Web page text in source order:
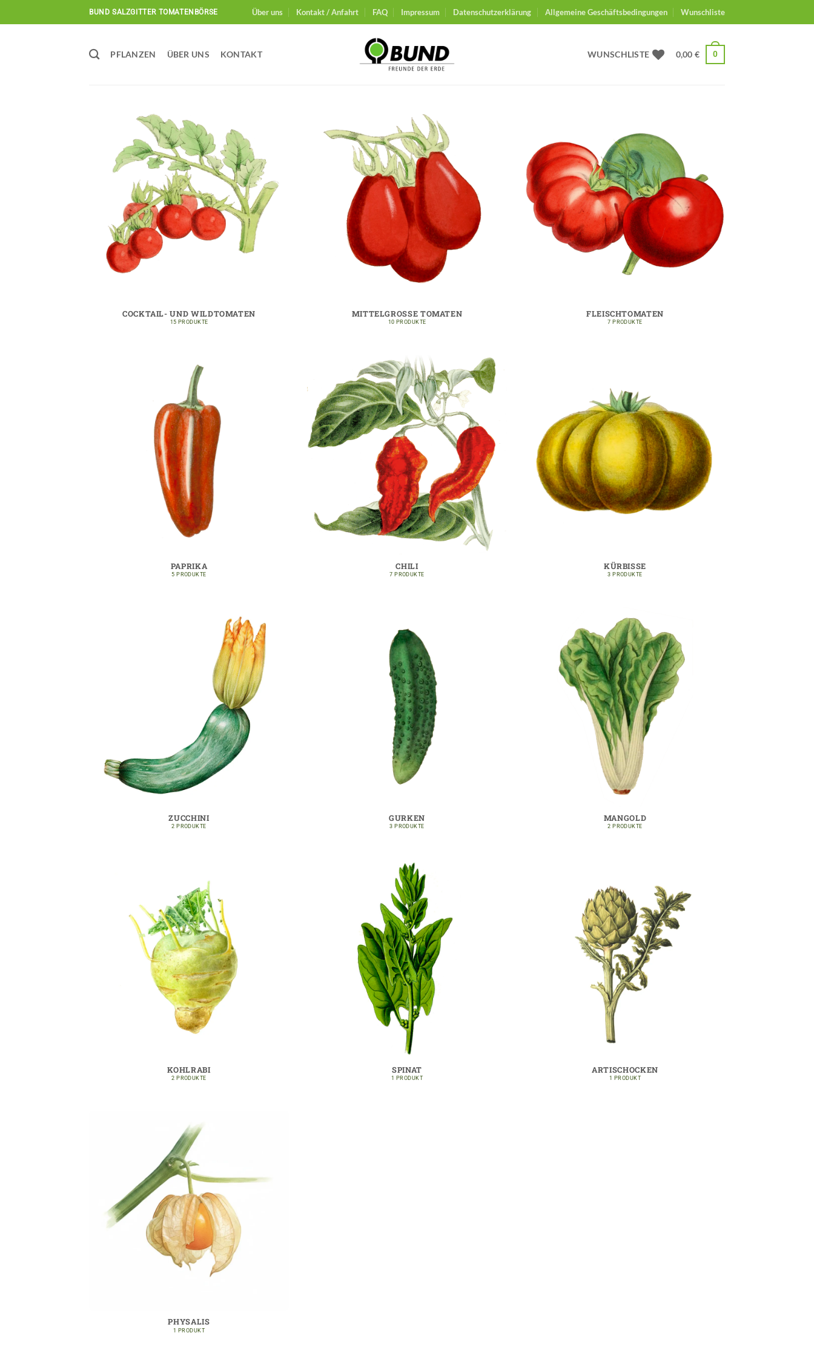
Inhalt
BUND SALZGITTER TOMATENBÖRSE Über uns Kontakt / Anfahrt FAQ Impressum Datenschutzerklärung Allgemeine Geschäftsbedingungen Wunschliste
PFLANZEN ÜBER UNS KONTAKT WUNSCHLISTE 0,00€ 0
COCKTAIL- UND WILDTOMATEN
15 PRODUKTE
MITTELGROSSE TOMATEN
10 PRODUKTE
FLEISCHTOMATEN
7 PRODUKTE
PAPRIKA
5 PRODUKTE
CHILI
7 PRODUKTE
KÜRBISSE
3 PRODUKTE
ZUCCHINI
2 PRODUKTE
GURKEN
3 PRODUKTE
MANGOLD
2 PRODUKTE
KOHLRABI
2 PRODUKTE
SPINAT
1 PRODUKT
ARTISCHOCKEN
1 PRODUKT
PHYSALIS
1 PRODUKT